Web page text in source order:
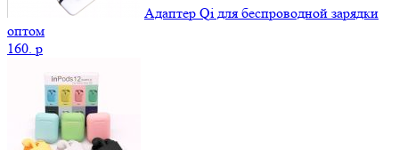
Адаптер Qi для беспроводной зарядки
оптом
160. p